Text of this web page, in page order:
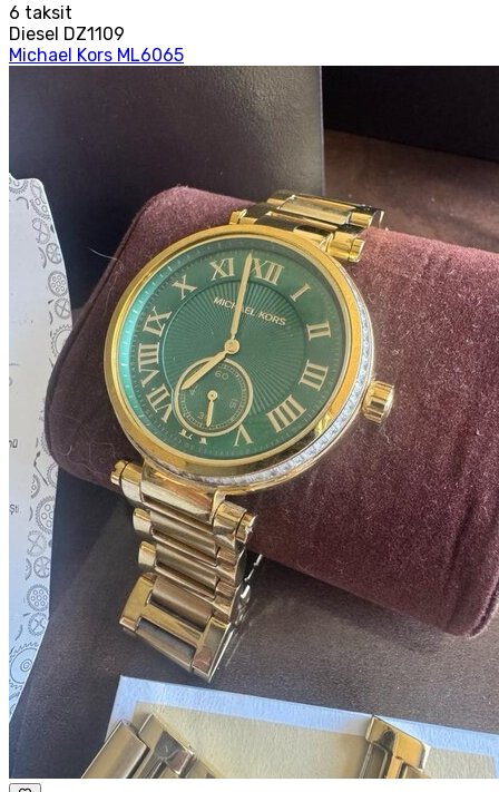
6 taksit
Diesel DZ1109
Michael Kors ML6065